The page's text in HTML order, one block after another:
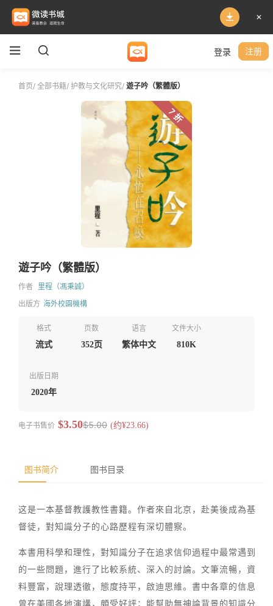
登录 注册
首页/ 全部书籍/ 护教与文化研究/ 遊子吟（繁體版）
7 折
遊子吟（繁體版）
作者 里程（馮秉誠）
出版方 海外校園機構
格式
流式
页数
352页
语言
繁体中文
文件大小
810K
出版日期
2020年
电子书售价 $3.50$5.00 (约¥23.66)
图书简介 图书目录
这是一本基督教護教性書籍。作者來自北京，赴美後成為基
督徒，對知識分子的心路歷程有深切體察。
本書用科學和理性，對知識分子在追求信仰過程中最常遇到
的一些問題，進行了比較系統、深入的討論。文筆流暢，資
料豐富，說理透徹，態度持平，啟迪思維。書中各章的信息
曾在美國各地演講，頗受好評；能幫助無神論背景的知識分